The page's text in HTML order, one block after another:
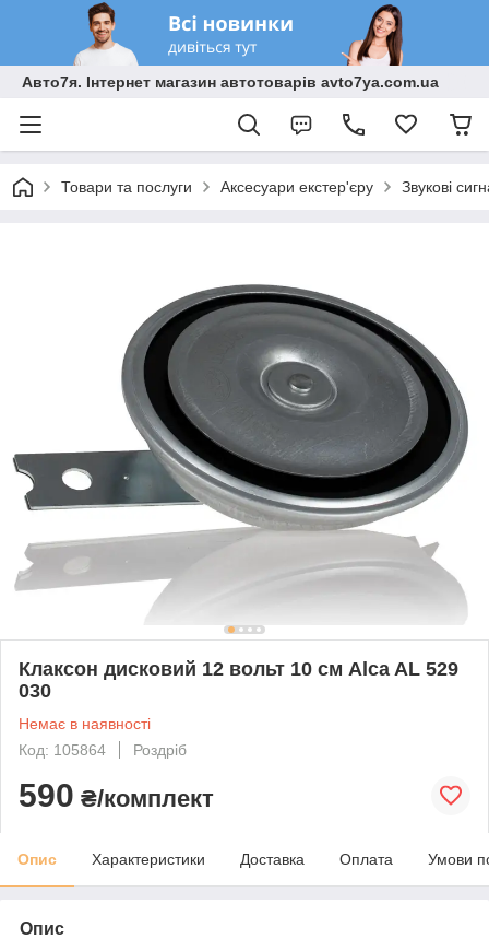
Авто7я. Інтернет магазин автотоварів avto7ya.com.ua
Товари та послуги Аксесуари екстер'єру Звукові
Клаксон дисковий 12 вольт 10 см Alca AL 529
030
Немає в наявності
Код: 105864
Роздріб
590 ₴/комплект
Опис Характеристики Доставка Оплата Умови
Опис